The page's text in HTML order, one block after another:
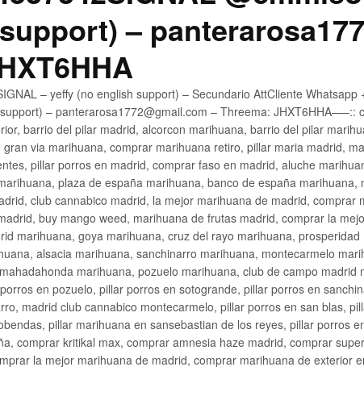
–
– yeffy (no english support) – Secundario AttCliente Whatsapp
– panterarosa1772@gmail.com – Threema: JHXT6HHA—–::
barrio del pilar madrid, alcorcon marihuana, barrio del pilar
via marihuana, comprar marihuana retiro, pillar maria madrid,
pillar porros en madrid, comprar faso en madrid, aluche
plaza de españa marihuana, banco de españa
club cannabico madrid, la mejor marihuana de madrid, comprar
buy mango weed, marihuana de frutas madrid, comprar la
marihuana, goya marihuana, cruz del rayo marihuana,
alsacia marihuana, sanchinarro marihuana, montecarmelo
marihuana, pozuelo marihuana, club de campo
en pozuelo, pillar porros en sotogrande, pillar porros en
madrid club cannabico montecarmelo, pillar porros en san blas,
pillar marihuana en sansebastian de los reyes, pillar porros
comprar kritikal max, comprar amnesia haze madrid, comprar
la mejor marihuana de madrid, comprar marihuana de exterior